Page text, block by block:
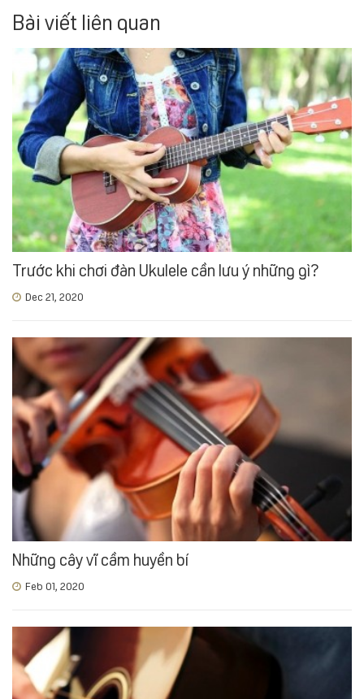
Bài viết liên quan
Trước khi chơi đàn Ukulele cần lưu ý những gì?
Dec 21, 2020
Những cây vĩ cầm huyền bí
Feb 01, 2020